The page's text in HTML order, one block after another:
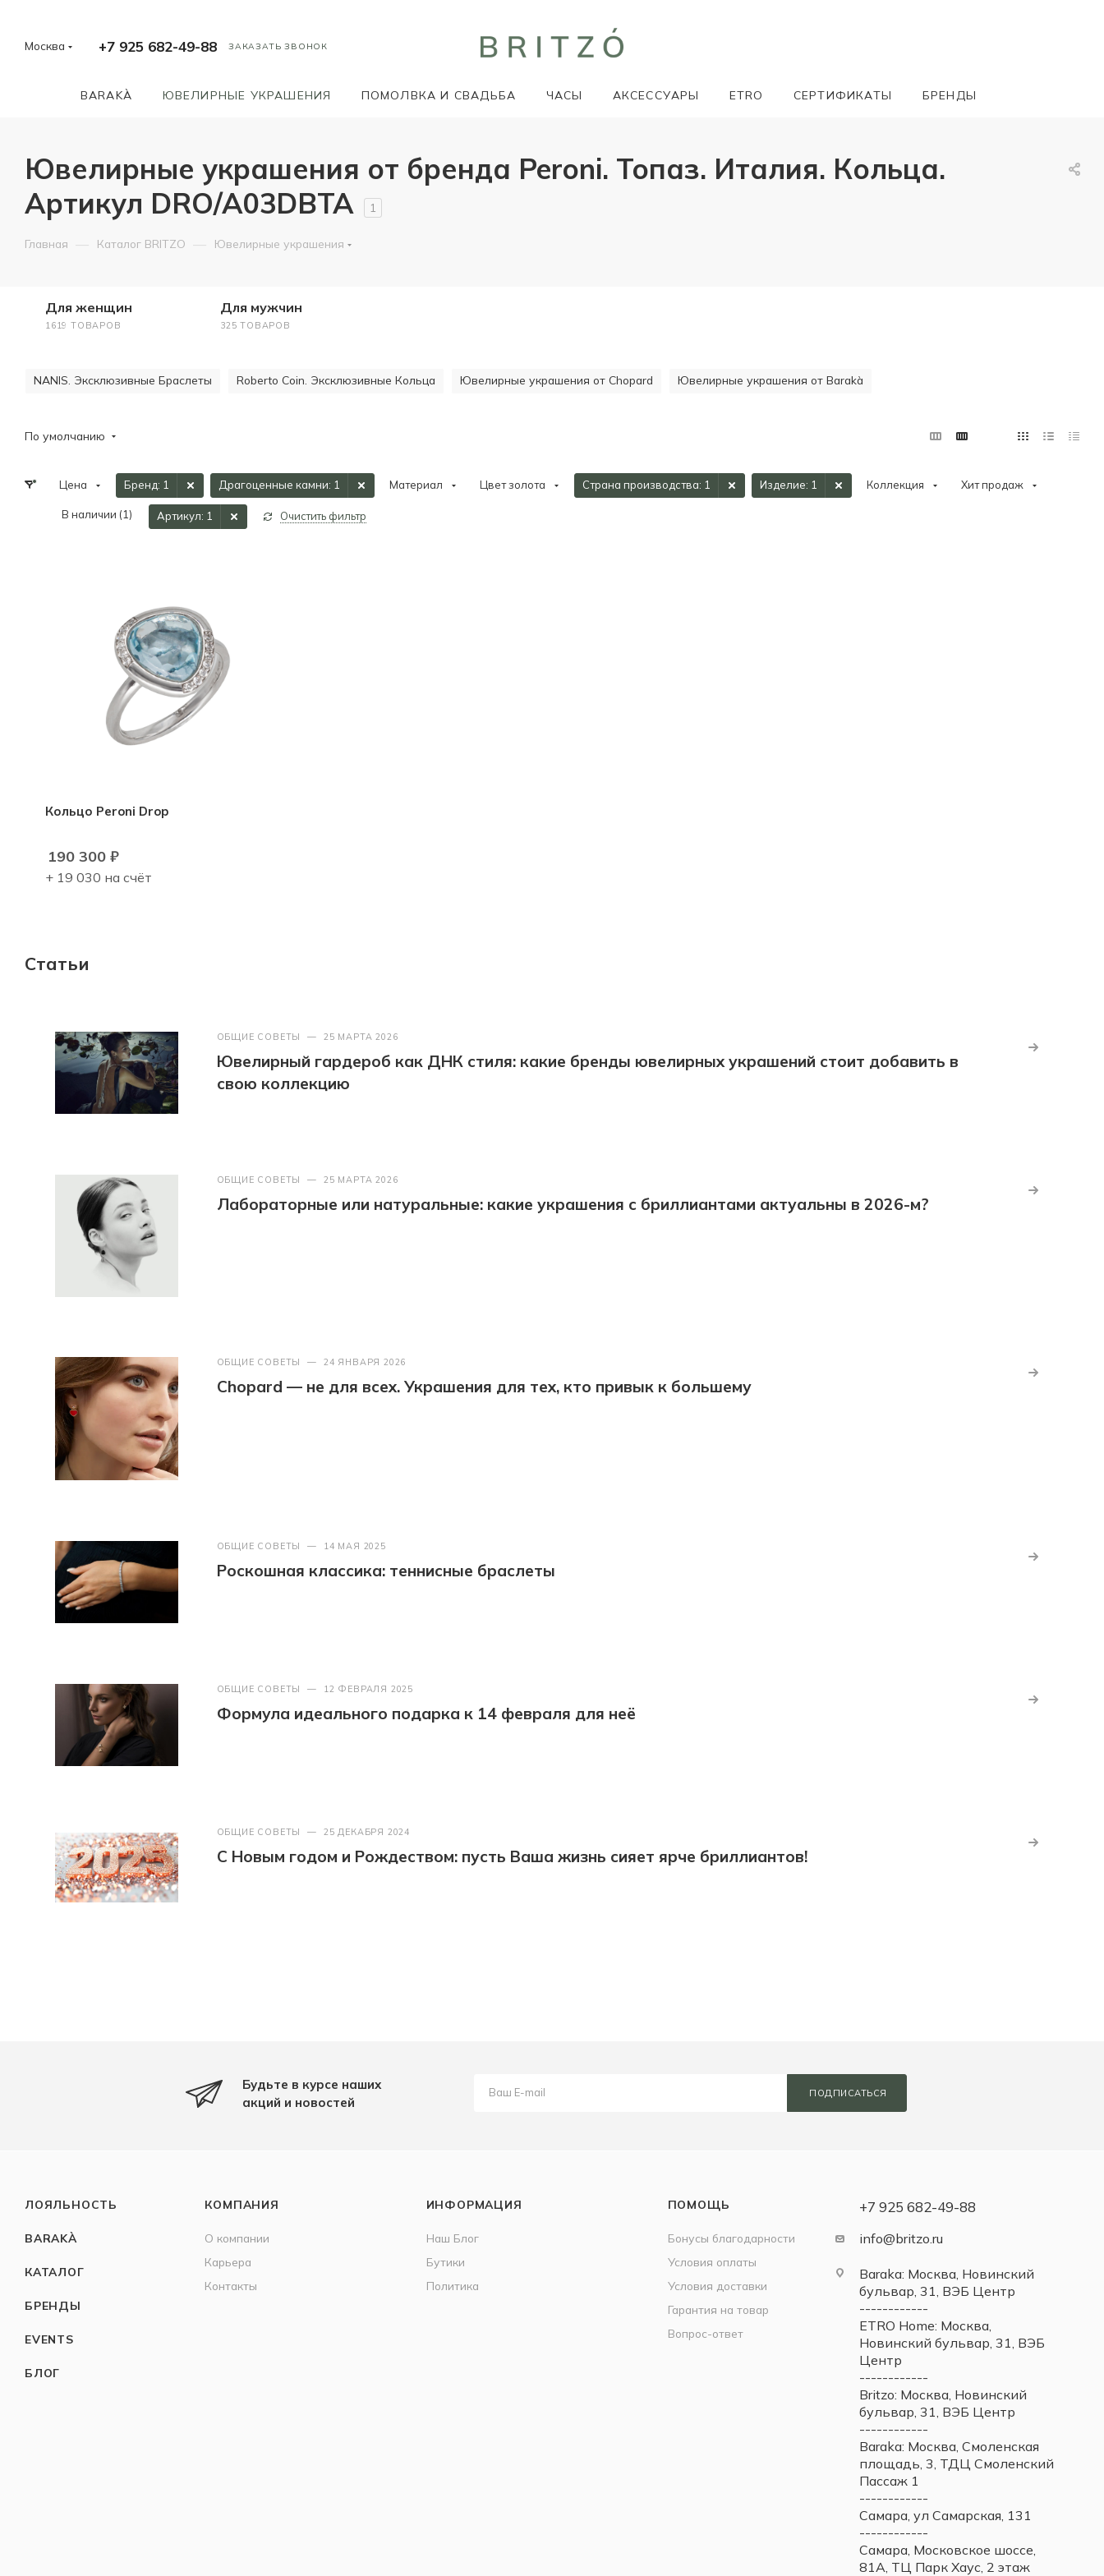
Москва +7 925 682-49-88 ЗАКАЗАТЬ ЗВОНОК
BARAKÀ ЮВЕЛИРНЫЕ УКРАШЕНИЯ ПОМОЛВКА И СВАДЬБА ЧАСЫ АКСЕССУАРЫ ETRO СЕРТИФИКАТЫ БРЕНДЫ
Ювелирные украшения от бренда Peroni. Топаз. Италия. Кольца.
Артикул DRO/A03DBTA
1
Главная — Каталог BRITZO — Ювелирные украшения
Для женщин
1619 ТОВАРОВ
Для мужчин
325 ТОВАРОВ
NANIS. Эксклюзивные Браслеты Roberto Coin. Эксклюзивные Кольца Ювелирные украшения от Chopard Ювелирные украшения от Barakà
По умолчанию
Цена Бренд: 1 Драгоценные камни: 1 Материал Цвет золота Страна производства: 1 Изделие: 1 Коллекция Хит продаж
В наличии (1) Артикул: 1 Очистить фильтр
Кольцо Peroni Drop
190 300 ₽
+ 19 030 на счёт
Статьи
ОБЩИЕ СОВЕТЫ — 25 МАРТА 2026
Ювелирный гардероб как ДНК стиля: какие бренды ювелирных украшений стоит добавить в
свою коллекцию
ОБЩИЕ СОВЕТЫ — 25 МАРТА 2026
Лабораторные или натуральные: какие украшения с бриллиантами актуальны в 2026-м?
ОБЩИЕ СОВЕТЫ — 24 ЯНВАРЯ 2026
Chopard — не для всех. Украшения для тех, кто привык к большему
ОБЩИЕ СОВЕТЫ — 14 МАЯ 2025
Роскошная классика: теннисные браслеты
ОБЩИЕ СОВЕТЫ — 12 ФЕВРАЛЯ 2025
Формула идеального подарка к 14 февраля для неё
ОБЩИЕ СОВЕТЫ — 25 ДЕКАБРЯ 2024
С Новым годом и Рождеством: пусть Ваша жизнь сияет ярче бриллиантов!
Будьте в курсе наших
акций и новостей
ПОДПИСАТЬСЯ
ЛОЯЛЬНОСТЬ
BARAKÀ
КАТАЛОГ
БРЕНДЫ
EVENTS
БЛОГ
КОМПАНИЯ
О компании
Карьера
Контакты
ИНФОРМАЦИЯ
Наш Блог
Бутики
Политика
ПОМОЩЬ
Бонусы благодарности
Условия оплаты
Условия доставки
Гарантия на товар
Вопрос-ответ
+7 925 682-49-88
info@britzo.ru
Baraka: Москва, Новинский
бульвар, 31, ВЭБ Центр
------------
ETRO Home: Москва,
Новинский бульвар, 31, ВЭБ
Центр
------------
Britzo: Москва, Новинский
бульвар, 31, ВЭБ Центр
------------
Baraka: Москва, Смоленская
площадь, 3, ТДЦ Смоленский
Пассаж 1
------------
Самара, ул Самарская, 131
------------
Самара, Московское шоссе,
81А, ТЦ Парк Хаус, 2 этаж